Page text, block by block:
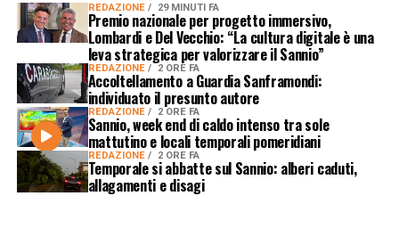
REDAZIONE 29 MINUTI FA
Premio nazionale per progetto immersivo,
Lombardi e Del Vecchio: “La cultura digitale è una
leva strategica per valorizzare il Sannio”
REDAZIONE 2 ORE FA
Accoltellamento a Guardia Sanframondi:
individuato il presunto autore
REDAZIONE 2 ORE FA
Sannio, week end di caldo intenso tra sole
mattutino e locali temporali pomeridiani
REDAZIONE 2 ORE FA
Temporale si abbatte sul Sannio: alberi caduti,
allagamenti e disagi